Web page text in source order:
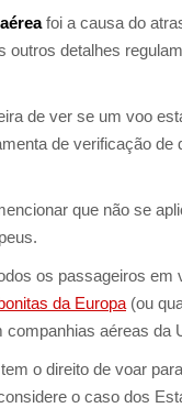
foi a causa do
outros detalhes
de ver se um voo
de verificação de
que não se
os passageiros em
da Europa (ou
companhias aéreas da
o direito de voar
o caso dos